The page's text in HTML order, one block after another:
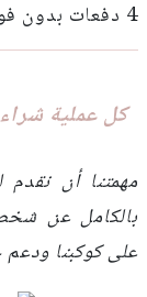
4 دفعات بدون فوائد بقيمة 100 دولار مع
كل عملية
مهمتنا أن
بالكامل عن
على كوكبنا ودعم